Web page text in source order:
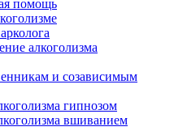
помощь
алкоголизма
и созависимым
гипнозом
вшиванием